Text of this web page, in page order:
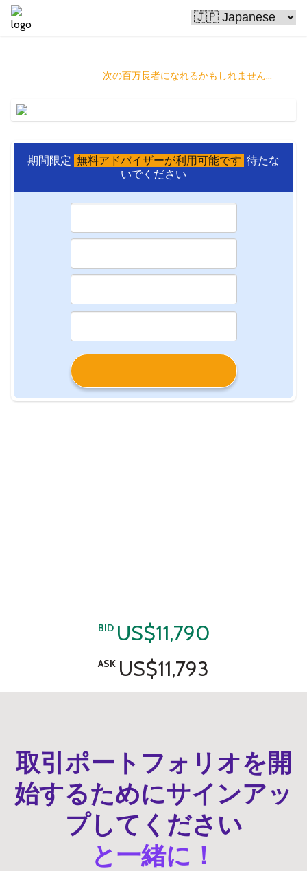
次の百万長者になれるかもしれません...
期間限定 無料アドバイザーが利用可能です 待たな
いでください
BID US$11,790
ASK US$11,793
取引ポートフォリオを開
始するためにサインアッ
プしてください
と一緒に！